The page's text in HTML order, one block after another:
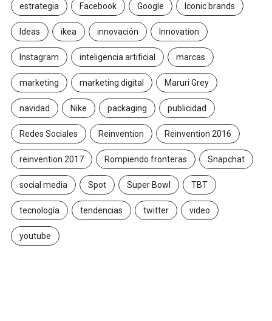
estrategia Facebook Google Iconic brands
Ideas ikea innovación Innovation
Instagram inteligencia artificial marcas
marketing marketing digital Maruri Grey
navidad Nike packaging publicidad
Redes Sociales Reinvention Reinvention 2016
reinvention 2017 Rompiendo fronteras Snapchat
social media Spot Super Bowl TBT
tecnología tendencias twitter video
youtube